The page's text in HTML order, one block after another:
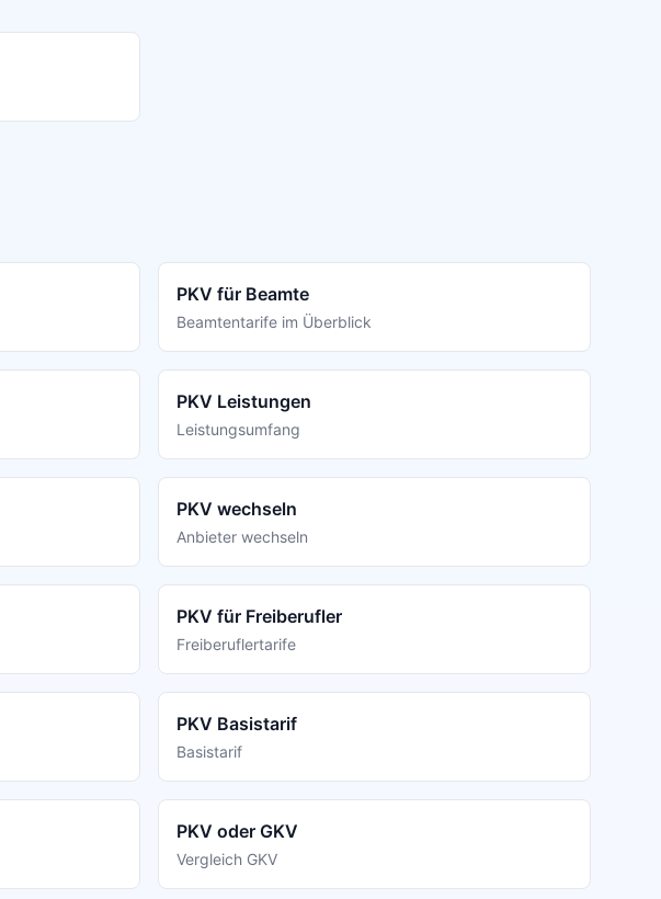
PKV für Beamte
Beamtentarife im Überblick
PKV Leistungen
Leistungsumfang
PKV wechseln
Anbieter wechseln
PKV für Freiberufler
Freiberuflertarife
PKV Basistarif
Basistarif
PKV oder GKV
Vergleich GKV